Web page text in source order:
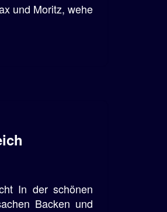
und Moritz, wehe
In der schönen
Backen und